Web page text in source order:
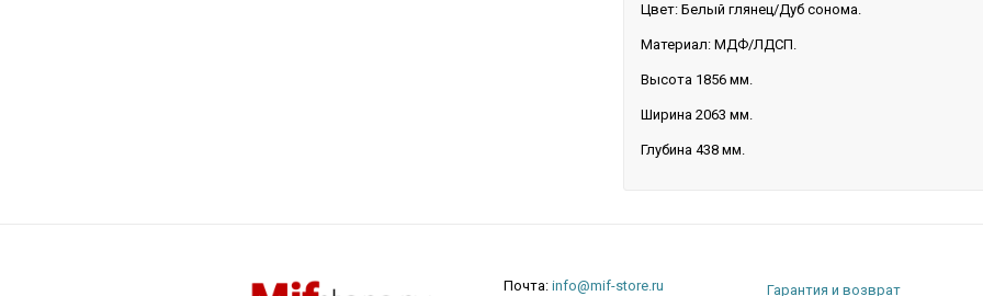
Цвет: Белый глянец/Дуб сонома.
Материал: МДФ/ЛДСП.
Высота 1856 мм.
Ширина 2063 мм.
Глубина 438 мм.
Почта: info@mif-store.ru Гарантия и возврат